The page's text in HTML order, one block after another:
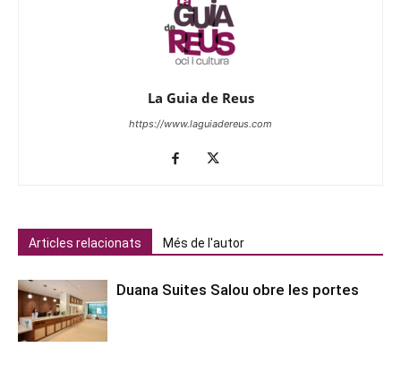
La Guia de Reus
https://www.laguiadereus.com
Articles relacionats Més de l'autor
Duana Suites Salou obre les portes